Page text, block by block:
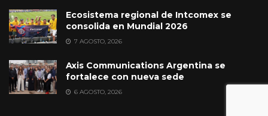
Ecosistema regional de Intcomex se
consolida en Mundial 2026
7 AGOSTO, 2026
Axis Communications Argentina se
fortalece con nueva sede
6 AGOSTO, 2026